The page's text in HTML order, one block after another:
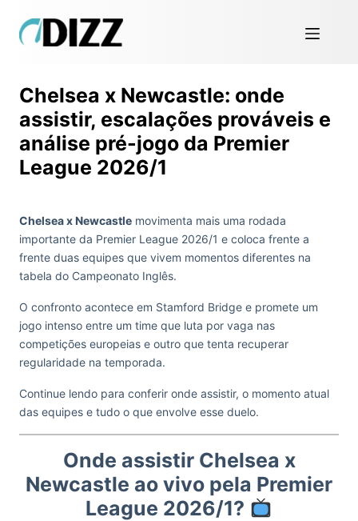
Chelsea x Newcastle: onde
assistir, escalações prováveis e
análise pré-jogo da Premier
League 2026/1
Chelsea x Newcastle movimenta mais uma rodada
importante da Premier League 2026/1 e coloca frente a
frente duas equipes que vivem momentos diferentes na
tabela do Campeonato Inglês.
O confronto acontece em Stamford Bridge e promete um
jogo intenso entre um time que luta por vaga nas
competições europeias e outro que tenta recuperar
regularidade na temporada.
Continue lendo para conferir onde assistir, o momento atual
das equipes e tudo o que envolve esse duelo.
Onde assistir Chelsea x
Newcastle ao vivo pela Premier
League 2026/1?